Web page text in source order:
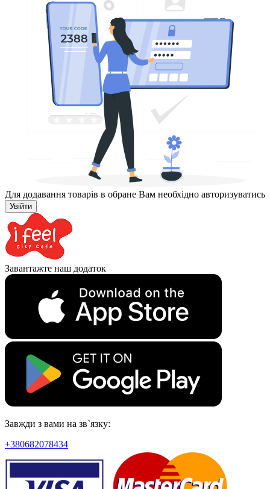
Для додавання товарів в обране Вам необхідно авторизуватись
Увійти
Завантажте наш додаток
Завжди з вами на зв`язку:
+380682078434